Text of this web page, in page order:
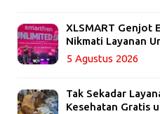
XLSMART Genjot
Nikmati Layanan
5 Agustus 2026
Tak Sekadar
Kesehatan Gratis